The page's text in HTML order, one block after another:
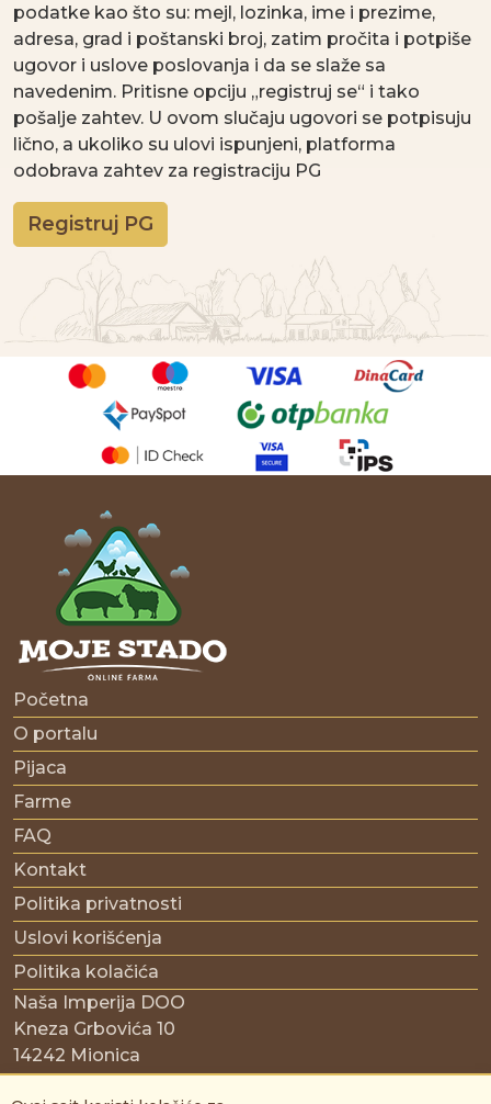
podatke kao što su: mejl, lozinka, ime i prezime,
adresa, grad i poštanski broj, zatim pročita i potpiše
ugovor i uslove poslovanja i da se slaže sa
navedenim. Pritisne opciju „registruj se“ i tako
pošalje zahtev. U ovom slučaju ugovori se potpisuju
lično, a ukoliko su ulovi ispunjeni, platforma
odobrava zahtev za registraciju PG
Registruj PG
Početna
O portalu
Pijaca
Farme
FAQ
Kontakt
Politika privatnosti
Uslovi korišćenja
Politika kolačića
Naša Imperija DOO
Kneza Grbovića 10
14242 Mionica
Srbija